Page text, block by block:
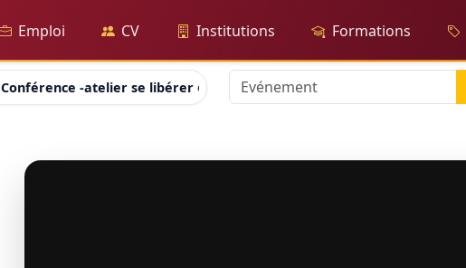
Emploi CV Institutions Formations
Conférence -atelier se libérer du poids émotionnel sur les corps